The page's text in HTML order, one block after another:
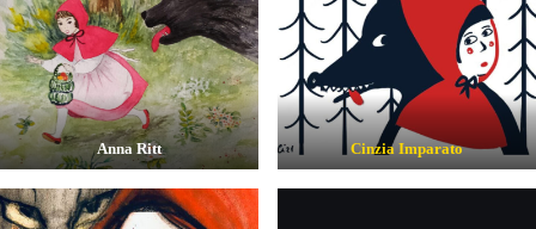
Anna Ritt Cinzia Imparato